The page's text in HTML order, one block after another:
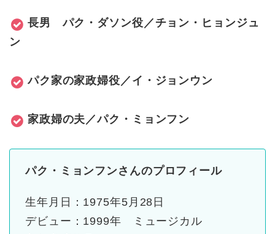
長男 パク・ダソン役／チョン・ヒョンジュ
ン
パク家の家政婦役／イ・ジョンウン
家政婦の夫／パク・ミョンフン
パク・ミョンフンさんのプロフィール
生年月日：1975年5月28日
デビュー：1999年 ミュージカル